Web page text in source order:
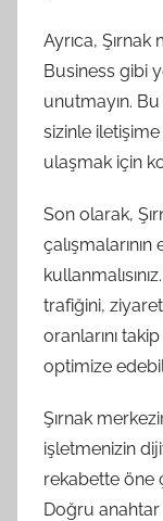
Ayrıca,
Business gibi
unutmayın.
sizinle
ulaşmak için
Son olarak,
trafiğini,
oranlarını
optimize
Şırnak
işletmenizin
rekabette öne
Doğru